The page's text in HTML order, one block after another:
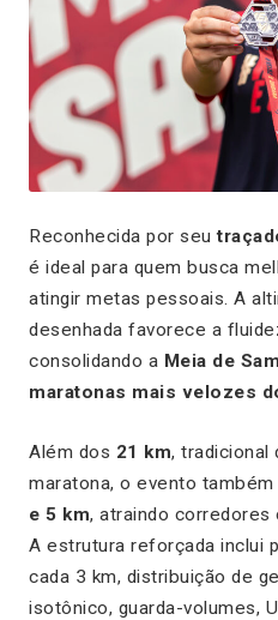
Reconhecida por seu
é ideal para quem busca
atingir metas pessoais. A
desenhada favorece a
consolidando a Meia de
maratonas mais velozes
Além dos 21 km, tradicional
maratona, o evento
e 5 km, atraindo
A estrutura reforçada inclui
cada 3 km, distribuição de
isotônico, guarda-volumes,